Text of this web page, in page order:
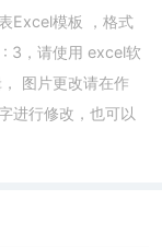
Excel模板
，格式
: 3 ，请使用 excel软
图片更改请在作
进行修改，也可以